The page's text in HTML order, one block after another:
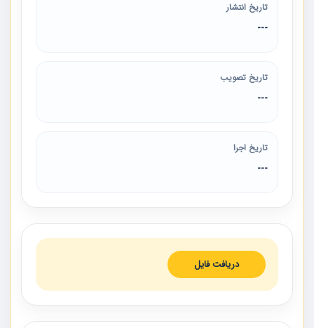
تاریخ انتشار
---
تاریخ تصویب
---
تاریخ اجرا
---
دریافت فایل